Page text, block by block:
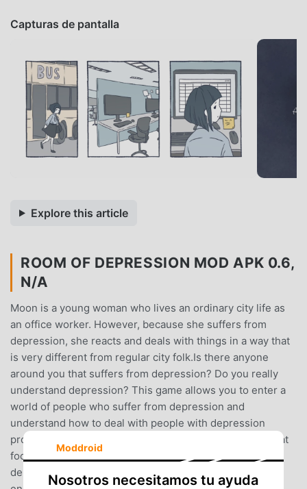
Capturas de pantalla
Explore this article
ROOM OF DEPRESSION MOD APK 0.6,
N/A
Moon is a young woman who lives an ordinary city life as
an office worker. However, because she suffers from
depression, she reacts and deals with things in a way that
is very different from regular city folk.Is there anyone
around you that suffers from depression? Do you really
understand depression? This game allows you to enter a
world of people who suffer from depression and
understand how to deal with people with depression
properly."Room of Depression" is an adventure game that
focuses on the atmosphere and experience of
depression.Players experience Moon's daily life. Her
Moddroid
Nosotros necesitamos tu ayuda